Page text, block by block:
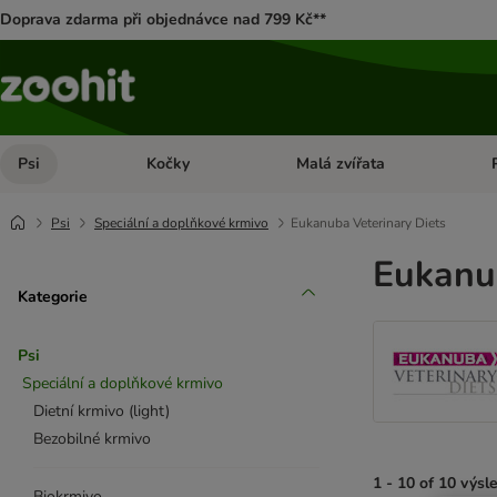
Doprava zdarma při objednávce nad 799 Kč**
Psi Otevřít menu: Psi
Kočky Otevřít menu: Kočky
Malá zvířata
Psi Speciální a doplňkové krmivo Eukanuba Veterinary Diets
Kategorie
Psi
Speciální a doplňkové krmivo
Dietní krmivo (light)
Bezobilné krmivo
1 - 10 of 10